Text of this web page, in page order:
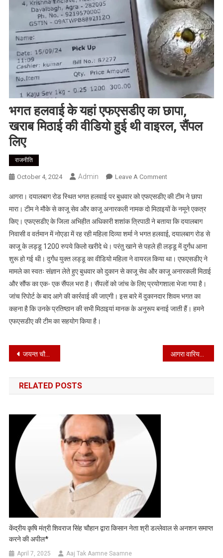
भगत हलवाई के यहां एफएसडीए का छापा,
खराब मिठाई की वीडियो हुई थी वाइरल, सैंपल
लिए
राजनीति
October 4, 2024 Admin Leave A CommentOn
हलवाई
के
यहां
एफएसडीए
का
छापा,
खराब
मिठाई
की
हुई
लिए
आगरा। दयालबाग रोड स्थित भगत हलवाई पर बुधवार को एफएसडीए की टीम ने छापा
मारा। टीम ने मौके से काजू सेव और काजू अनारकली नामक दो मिठाइयों के नमूने एकत्र
किए। एफएसडीए के जिला अभिहीत अधिकारी शशांक त्रिपाठी ने बताया कि दयालबाग
निवासी व वर्तमान में नोएडा में रह रही महिला दिव्या शर्मा ने भगत हलवाई, दयालबाग रोड से
काजू के लड्डू 1200 रुपये किलो खरीदे थे। परंतु खाने से पहले ही लड्डू में दुर्गंध आना
शुरू हो गई थी। दुर्गंध युक्त लड्डू का वीडियो महिला ने वायरल किया था। एफएसडीए ने
मामले का स्वतः संज्ञान लेते हुए बुधवार को दुकान से काजू सेव और काजू अनारकली मिठाई
और सौंफ का एक- एक सैंपल भरा है। सैंपलों को जांच के लिए प्रयोगशाला भेजा गया है।
जांच रिपोर्ट के बाद आगे की कार्रवाई की जाएगी। इस बारे में दुकानदार शिवम भगत का
कहना है कि उनके प्रतिष्ठान की सभी मिठाइयां मानक के अनुरूप बनाई जाती हैं। हमने
एफएसडीए की टीम का सहयोग किया है।
Post
navigation
जयन्त चौधरी के हाथ मजबूत करने का लिया संकल्प
RELATED POSTS
केंद्रीय कृषि मंत्री शिवराज सिंह चौहान द्वारा किसान नेता श्री डल्लेवाल से अनशन समाप्त
करने की अपील*
April 7, 2025 Aaj Tak Aamne Saamne